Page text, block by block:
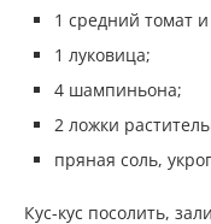
1 средний томат
1 луковица;
4 шампиньона;
2 ложки
пряная соль,
Кус-кус посолить,